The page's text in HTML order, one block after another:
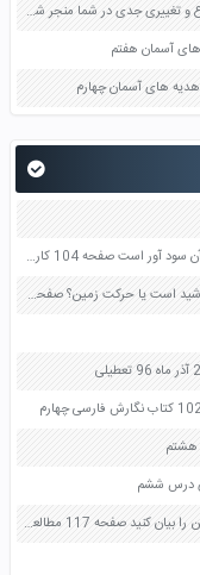
یکی از موثرترین پیام هایی را که دریافت کرده اید و به اقناع و تغییری جدی در شما منجر شده است برسی کنید و علت این تاثیر گذاری قابل توجه را بنویسید صفحه 52 تفکر و سواد رسانه ای دهم
آیا استفاده از انرژی های خورشیدی با توجه به هزینه های آن سود آور است صفحه 104 کاربرد فناوری های نوین یازدهم
آیا جا به جا شدن خورشید در طول روز مربوط به حرکت خورشید است یا حرکت زمین؟ صفحه 67 مطالعات اجتماعی پنجم
با توجه به تصاویر معنای هریک از نمادها و رفتارهای نمادین را بیان کنید صفحه 117 مطالعات اجتماعی نهم